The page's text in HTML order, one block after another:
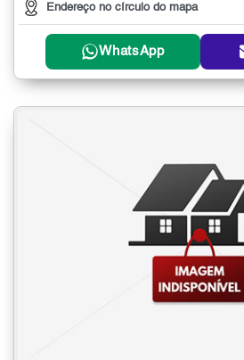
Endereço no círculo do mapa
WhatsApp